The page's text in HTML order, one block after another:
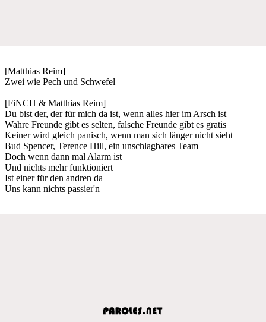
[Matthias Reim]
Zwei wie Pech und Schwefel
[FiNCH & Matthias Reim]
Du bist der, der für mich da ist, wenn alles hier im Arsch ist
Wahre Freunde gibt es selten, falsche Freunde gibt es gratis
Keiner wird gleich panisch, wenn man sich länger nicht sieht
Bud Spencer, Terence Hill, ein unschlagbares Team
Doch wenn dann mal Alarm ist
Und nichts mehr funktioniert
Ist einer für den andren da
Uns kann nichts passier'n